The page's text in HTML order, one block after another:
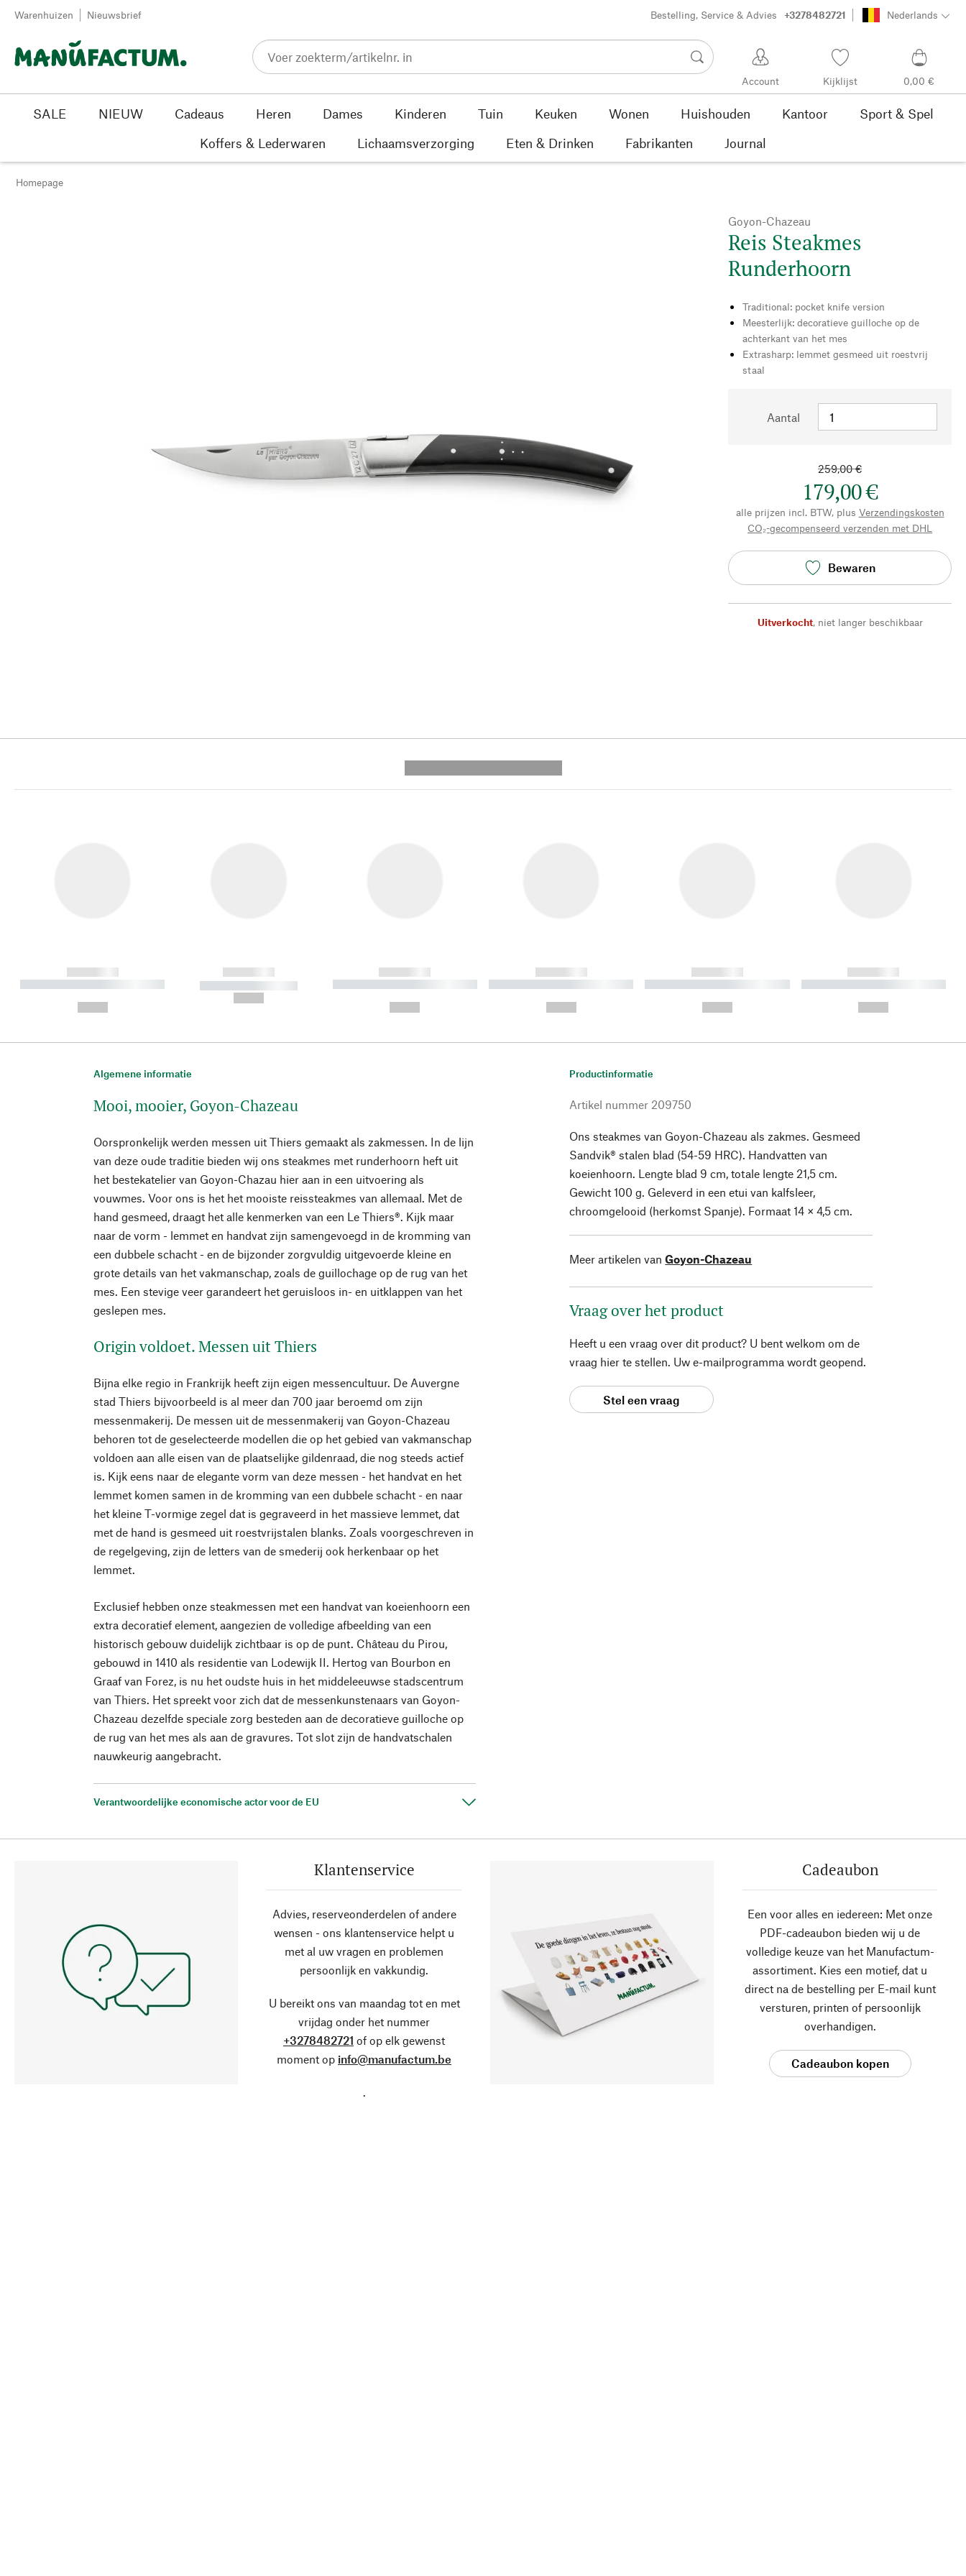
Passer au contenu
Warenhuizen Nieuwsbrief Bestelling, Service & Advies +3278482721 Nederlands
Account Kijklijst 0,00 €
SALE NIEUW Cadeaus Heren Dames Kinderen Tuin Keuken Wonen Huishouden Kantoor
Sport & Spel
Koffers & Lederwaren
Lichaamsverzorging Eten & Drinken Fabrikanten Journal
Homepage
Goyon-Chazeau
Reis Steakmes
Runderhoorn
Traditional: pocket knife version
Meesterlijk: decoratieve guilloche op de
achterkant van het mes
Extrasharp: lemmet gesmeed uit roestvrij
staal
Aantal
259,00 €
179,00 €
alle prijzen incl. BTW, plus Verzendingskosten
CO₂-gecompenseerd verzenden met DHL
Bewaren
Uitverkocht, niet langer beschikbaar
------------
----------- ----------- ----------
------------
----------- -----------
------------
----------- ----------- ----------
------------
----------- ----------- ----------
------------
----------- ----------- ----------
------------
----------- ----------- ----------
Algemene informatie
Mooi, mooier, Goyon-Chazeau
Oorspronkelijk werden messen uit Thiers gemaakt als zakmessen. In de lijn
van deze oude traditie bieden wij ons steakmes met runderhoorn heft uit
het bestekatelier van Goyon-Chazau hier aan in een uitvoering als
vouwmes. Voor ons is het het mooiste reissteakmes van allemaal. Met de
hand gesmeed, draagt het alle kenmerken van een Le Thiers®. Kijk maar
naar de vorm - lemmet en handvat zijn samengevoegd in de kromming van
een dubbele schacht - en de bijzonder zorgvuldig uitgevoerde kleine en
grote details van het vakmanschap, zoals de guillochage op de rug van het
mes. Een stevige veer garandeert het geruisloos in- en uitklappen van het
geslepen mes.
Origin voldoet. Messen uit Thiers
Bijna elke regio in Frankrijk heeft zijn eigen messencultuur. De Auvergne
stad Thiers bijvoorbeeld is al meer dan 700 jaar beroemd om zijn
messenmakerij. De messen uit de messenmakerij van Goyon-Chazeau
behoren tot de geselecteerde modellen die op het gebied van vakmanschap
voldoen aan alle eisen van de plaatselijke gildenraad, die nog steeds actief
is. Kijk eens naar de elegante vorm van deze messen - het handvat en het
lemmet komen samen in de kromming van een dubbele schacht - en naar
het kleine T-vormige zegel dat is gegraveerd in het massieve lemmet, dat
met de hand is gesmeed uit roestvrijstalen blanks. Zoals voorgeschreven in
de regelgeving, zijn de letters van de smederij ook herkenbaar op het
lemmet.
Exclusief hebben onze steakmessen met een handvat van koeienhoorn een
extra decoratief element, aangezien de volledige afbeelding van een
historisch gebouw duidelijk zichtbaar is op de punt. Château du Pirou,
gebouwd in 1410 als residentie van Lodewijk II. Hertog van Bourbon en
Graaf van Forez, is nu het oudste huis in het middeleeuwse stadscentrum
van Thiers. Het spreekt voor zich dat de messenkunstenaars van Goyon-
Chazeau dezelfde speciale zorg besteden aan de decoratieve guilloche op
de rug van het mes als aan de gravures. Tot slot zijn de handvatschalen
nauwkeurig aangebracht.
Verantwoordelijke economische actor voor de EU
Productinformatie
Artikel nummer 209750
Ons steakmes van Goyon-Chazeau als zakmes. Gesmeed
Sandvik® stalen blad (54-59 HRC). Handvatten van
koeienhoorn. Lengte blad 9 cm, totale lengte 21,5 cm.
Gewicht 100 g. Geleverd in een etui van kalfsleer,
chroomgelooid (herkomst Spanje). Formaat 14 × 4,5 cm.
Meer artikelen van Goyon-Chazeau
Vraag over het product
Heeft u een vraag over dit product? U bent welkom om de
vraag hier te stellen. Uw e-mailprogramma wordt geopend.
Stel een vraag
Klantenservice
Advies, reserveonderdelen of andere
wensen - ons klantenservice helpt u
met al uw vragen en problemen
persoonlijk en vakkundig.
U bereikt ons van maandag tot en met
vrijdag onder het nummer
+3278482721 of op elk gewenst
moment op info@manufactum.be
.
Cadeaubon
Een voor alles en iedereen: Met onze
PDF-cadeaubon bieden wij u de
volledige keuze van het Manufactum-
assortiment. Kies een motief, dat u
direct na de bestelling per E-mail kunt
versturen, printen of persoonlijk
overhandigen.
Cadeaubon kopen